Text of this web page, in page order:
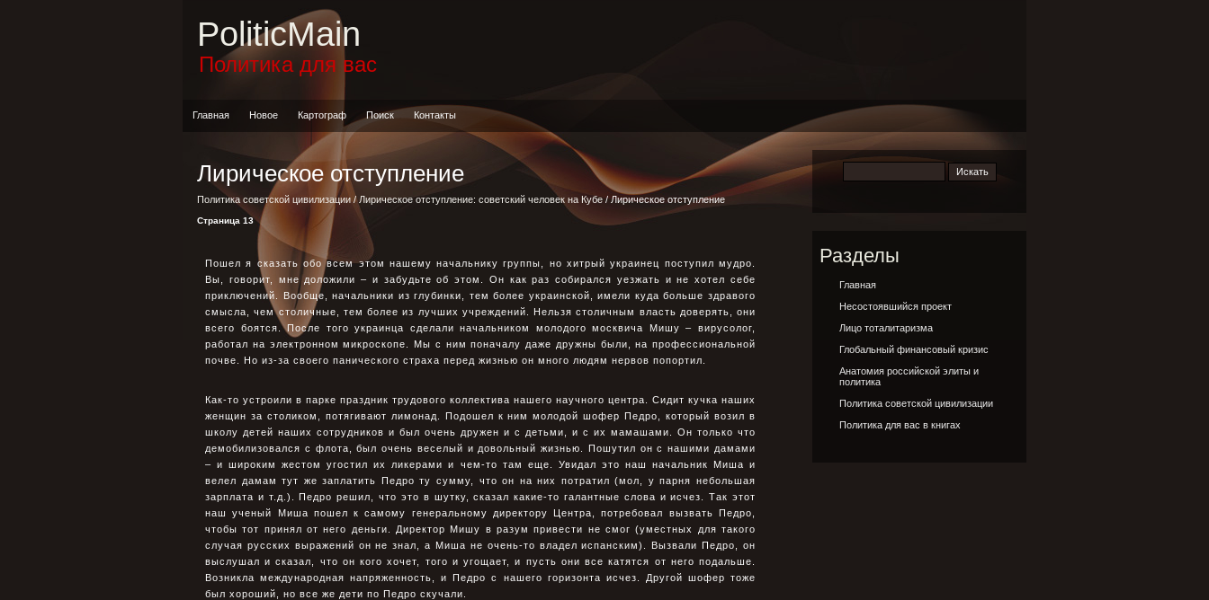
PoliticMain
Политика для вас
Главная Новое Картограф Поиск Контакты
Лирическое отступление
Политика советской цивилизации /Лирическое отступление: советский человек на Кубе / Лирическое отступление
Страница 13
Пошел я сказать обо всем этом нашему начальнику группы, но хитрый украинец поступил мудро.
Вы, говорит, мне доложили – и забудьте об этом. Он как раз собирался уезжать и не хотел себе
приключений. Вообще, начальники из глубинки, тем более украинской, имели куда больше здравого
смысла, чем столичные, тем более из лучших учреждений. Нельзя столичным власть доверять, они
всего боятся. После того украинца сделали начальником молодого москвича Мишу – вирусолог,
работал на электронном микроскопе. Мы с ним поначалу даже дружны были, на профессиональной
почве. Но из-за своего панического страха перед жизнью он много людям нервов попортил.
Как-то устроили в парке праздник трудового коллектива нашего научного центра. Сидит кучка наших
женщин за столиком, потягивают лимонад. Подошел к ним молодой шофер Педро, который возил в
школу детей наших сотрудников и был очень дружен и с детьми, и с их мамашами. Он только что
демобилизовался с флота, был очень веселый и довольный жизнью. Пошутил он с нашими дамами
– и широким жестом угостил их ликерами и чем-то там еще. Увидал это наш начальник Миша и
велел дамам тут же заплатить Педро ту сумму, что он на них потратил (мол, у парня небольшая
зарплата и т.д.). Педро решил, что это в шутку, сказал какие-то галантные слова и исчез. Так этот
наш ученый Миша пошел к самому генеральному директору Центра, потребовал вызвать Педро,
чтобы тот принял от него деньги. Директор Мишу в разум привести не смог (уместных для такого
случая русских выражений он не знал, а Миша не очень-то владел испанским). Вызвали Педро, он
выслушал и сказал, что он кого хочет, того и угощает, и пусть они все катятся от него подальше.
Возникла международная напряженность, и Педро с нашего горизонта исчез. Другой шофер тоже
был хороший, но все же дети по Педро скучали.
Разделы
Главная
Несостоявшийся проект
Лицо тоталитаризма
Глобальный финансовый кризис
Анатомия российской элиты и
политика
Политика советской цивилизации
Политика для вас в книгах